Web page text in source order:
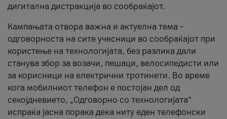
дигитална дистракција во сообраќајот.
Кампањата отвора важна и актуелна тема –
одговорноста на сите учесници во сообраќајот при
користење на технологијата, без разлика дали
станува збор за возачи, пешаци, велосипедисти или
за корисници на електрични тротинети. Во време
кога мобилниот телефон е постојан дел од
секојдневието, „Одговорно со технологијата“
испраќа јасна порака дека ниту еден телефонски